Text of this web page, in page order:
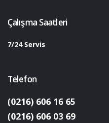
Çalışma Saatleri
7/24 Servis
Telefon
(0216) 606 16 65
(0216) 606 03 69